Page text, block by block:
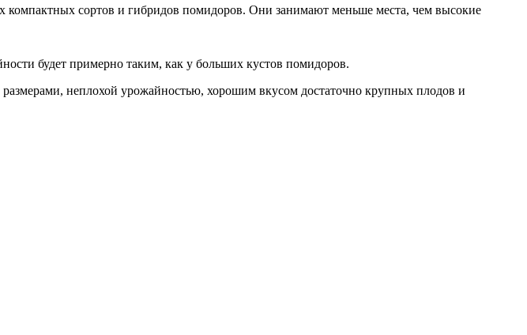
компактных сортов и гибридов помидоров. Они занимают меньше места, чем высокие
будет примерно таким, как у больших кустов помидоров.
неплохой урожайностью, хорошим вкусом достаточно крупных плодов и